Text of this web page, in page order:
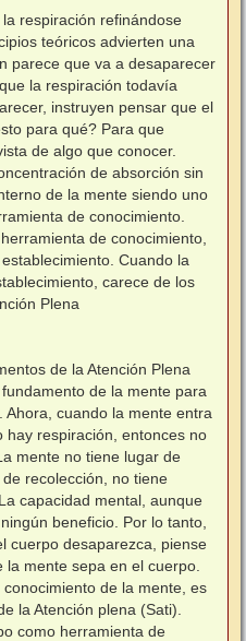
respiración refinándose
teóricos advierten una
parece que va a desaparecer
la respiración todavía
instruyen pensar que el
para qué? Para que
de algo que conocer.
de absorción sin
de la mente siendo uno
de conocimiento.
de conocimiento,
Cuando la
carece de los
Plena
de la Atención Plena
de la mente para
cuando la mente entra
respiración, entonces no
mente no tiene lugar de
recolección, no tiene
capacidad mental, aunque
beneficio. Por lo tanto,
cuerpo desaparezca, piense
mente sepa en el cuerpo.
de la mente, es
la Atención plena (Sati).
como herramienta de